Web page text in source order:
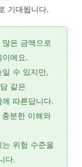
기대됩니다.
은 금액으로
에요.
수 있지만,
같은
따른답니다.
충분한 이해와
위험 수준을
다.